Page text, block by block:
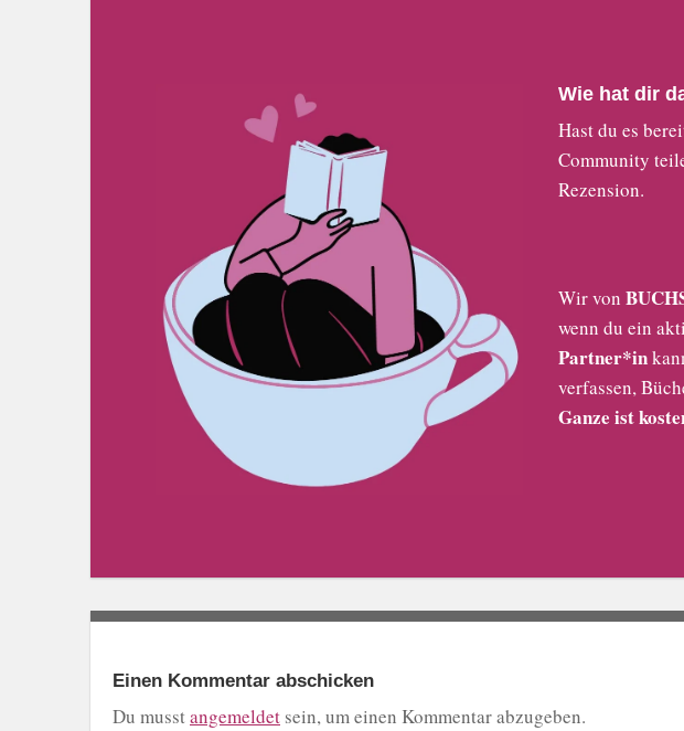
Wie hat dir
Hast du es
Community
Rezension.
Wir von
wenn du ein
Partner*in
verfassen,
Ganze ist
Einen Kommentar abschicken
Du musstangemeldet sein, um einen Kommentar abzugeben.